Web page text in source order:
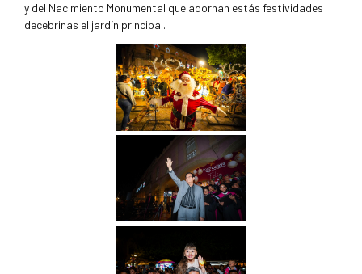
y del Nacimiento Monumental que adornan estás festividades
decebrinas el jardín principal.